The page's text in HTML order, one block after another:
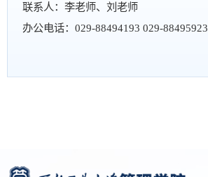
联系人：李老师、刘老师
办公电话：029-88494193 029-88495923